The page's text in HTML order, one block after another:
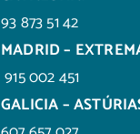
93 873 51 42
MADRID –
915 002 451
GALICIA –